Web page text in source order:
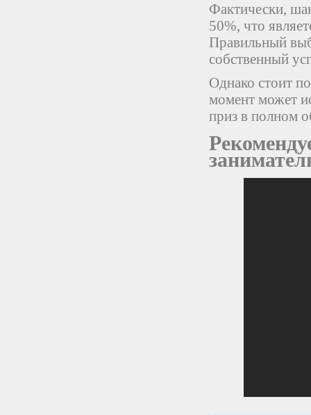
Фактически,
50%, что
Правильный
собственный
Однако стоит
момент может
приз в полном